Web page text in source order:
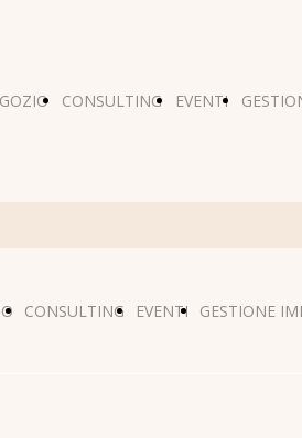
CONSULTING EVENTI
CONSULTING EVENTI GESTIONE